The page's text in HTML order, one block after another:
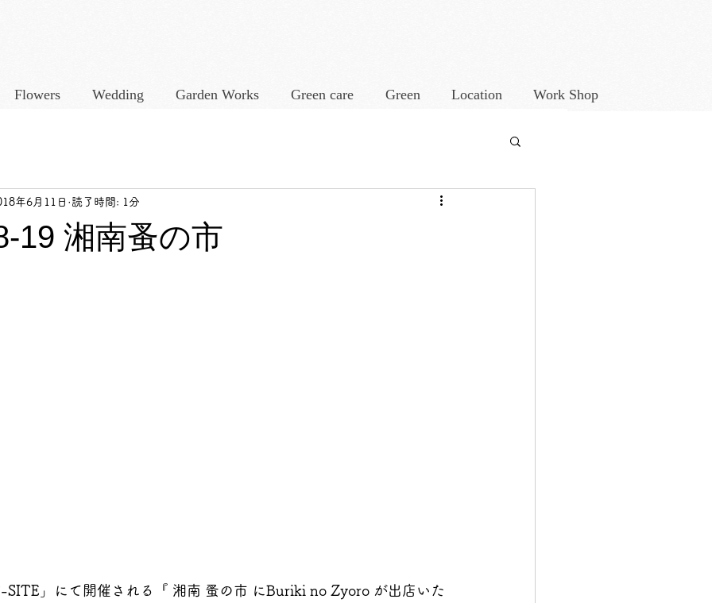
Flowers Wedding Garden Works Green care Green Location Work Shop
19 湘南蚤の市
年6月11日 読了時間: 1分
」にて開催される『 湘南 蚤の市 にBuriki no Zyoro が出店いた